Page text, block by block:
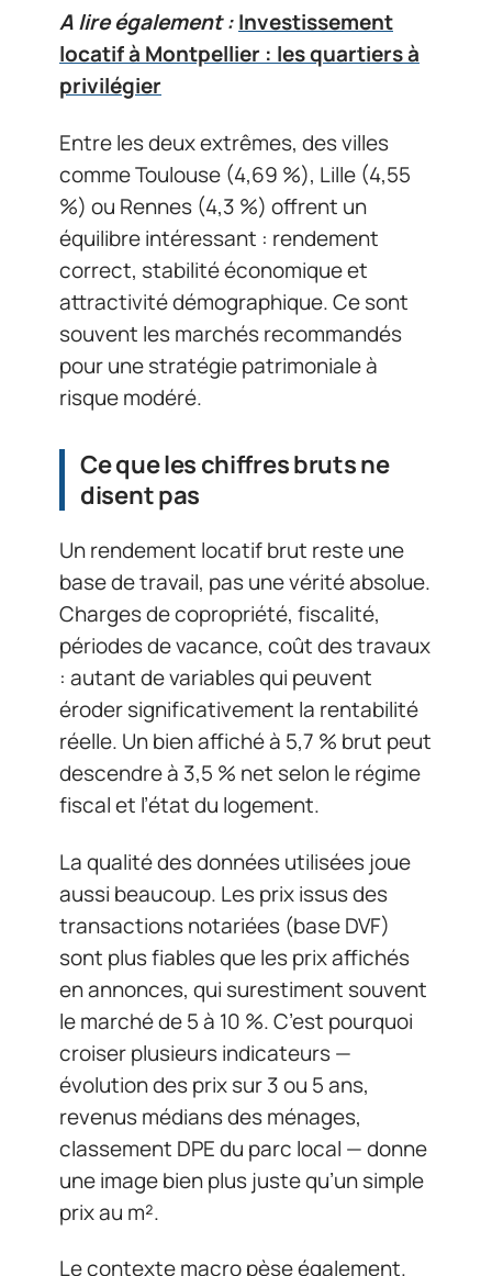
A lire également :Investissement
locatif à Montpellier : les quartiers à
privilégier
Entre les deux extrêmes, des villes
comme Toulouse (4,69 %), Lille (4,55
%) ou Rennes (4,3 %) offrent un
équilibre intéressant : rendement
correct, stabilité économique et
attractivité démographique. Ce sont
souvent les marchés recommandés
pour une stratégie patrimoniale à
risque modéré.
Ce que les chiffres bruts ne
disent pas
Un rendement locatif brut reste une
base de travail, pas une vérité absolue.
Charges de copropriété, fiscalité,
périodes de vacance, coût des travaux
: autant de variables qui peuvent
éroder significativement la rentabilité
réelle. Un bien affiché à 5,7 % brut peut
descendre à 3,5 % net selon le régime
fiscal et l’état du logement.
La qualité des données utilisées joue
aussi beaucoup. Les prix issus des
transactions notariées (base DVF)
sont plus fiables que les prix affichés
en annonces, qui surestiment souvent
le marché de 5 à 10 %. C’est pourquoi
croiser plusieurs indicateurs —
évolution des prix sur 3 ou 5 ans,
revenus médians des ménages,
classement DPE du parc local — donne
une image bien plus juste qu’un simple
prix au m².
Le contexte macro pèse également.